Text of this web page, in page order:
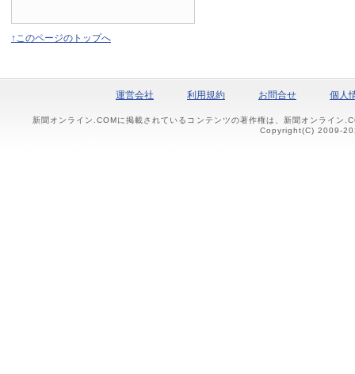
↑このページのトップへ
運営会社 利用規約 お問合せ 個人
新聞オンライン.COMに掲載されているコンテンツの著作権は、新聞オンライン
Copyright(C) 2009-